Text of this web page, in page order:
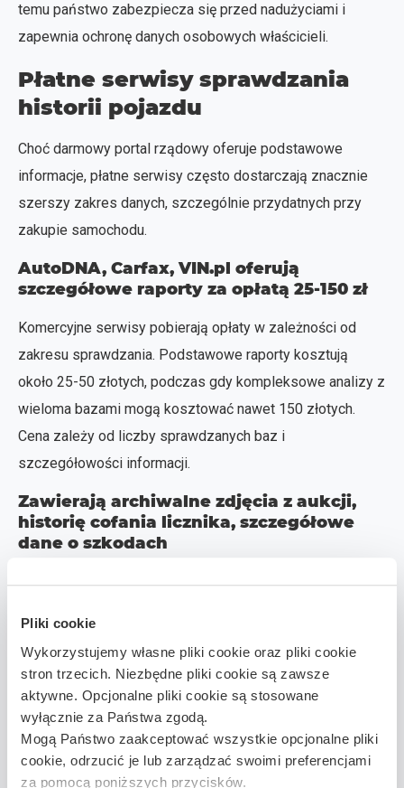
Pliki cookie
Wykorzystujemy własne pliki cookie oraz pliki cookie
stron trzecich. Niezbędne pliki cookie są zawsze
aktywne. Opcjonalne pliki cookie są stosowane
wyłącznie za Państwa zgodą.
Mogą Państwo zaakceptować wszystkie opcjonalne pliki
cookie, odrzucić je lub zarządzać swoimi preferencjami
za pomocą poniższych przycisków.
temu państwo zabezpiecza się przed nadużyciami i
zapewnia ochronę danych osobowych właścicieli.
Płatne serwisy sprawdzania
historii pojazdu
Choć darmowy portal rządowy oferuje podstawowe
informacje, płatne serwisy często dostarczają znacznie
szerszy zakres danych, szczególnie przydatnych przy
zakupie samochodu.
AutoDNA, Carfax, VIN.pl oferują
szczegółowe raporty za opłatą 25-150 zł
Komercyjne serwisy pobierają opłaty w zależności od
zakresu sprawdzania. Podstawowe raporty kosztują
około 25-50 złotych, podczas gdy kompleksowe analizy z
wieloma bazami mogą kosztować nawet 150 złotych.
Cena zależy od liczby sprawdzanych baz i
szczegółowości informacji.
Zawierają archiwalne zdjęcia z aukcji,
historię cofania licznika, szczegółowe
dane o szkodach
Płatne usługi często dysponują archiwalnymi zdjęciami
zweryfikować deklaracje sprzedawcy. Serwisy te
wykrywają także przypadki cofania liczników, analizując
niespójności w zgłaszanych przebiegach.
Weryfikują pojazdy w bazach
amerykańskich, kanadyjskich i